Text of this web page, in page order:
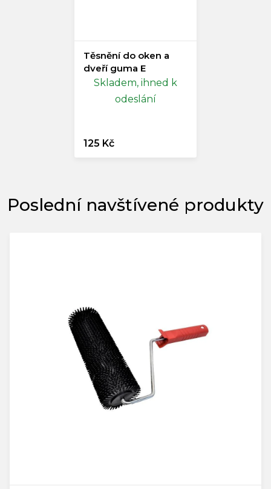
Těsnění do oken a
dveří guma E
Skladem, ihned k
odeslání
125 Kč
Poslední navštívené produkty